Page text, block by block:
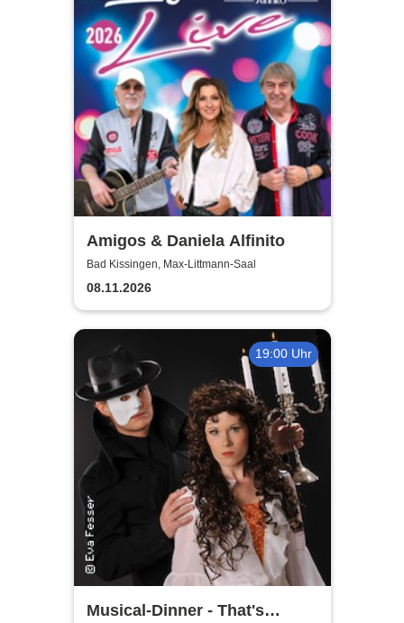
Amigos & Daniela Alfinito
Bad Kissingen, Max-Littmann-Saal
08.11.2026
19:00 Uhr
Musical-Dinner - That's